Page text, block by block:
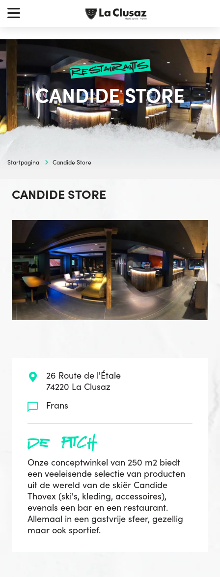
Skip
restaurants
CANDIDE STORE
Startpagina Candide Store
CANDIDE STORE
26 Route de l'Étale
74220 La Clusaz
Frans
de pitch
Onze conceptwinkel van 250 m2 biedt
een veeleisende selectie van producten
uit de wereld van de skiër Candide
Thovex (ski's, kleding, accessoires),
evenals een bar en een restaurant.
Allemaal in een gastvrije sfeer, gezellig
maar ook sportief.